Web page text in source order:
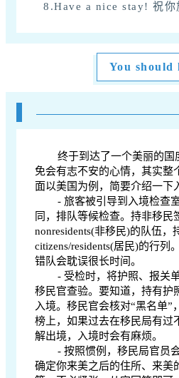
8.Have a nice stay! 祝你
You should
终于到达了一个美丽的国
免会有志不安的心情，其实整
面以美国为例，简要介绍一下
- 旅客被引导到入境检查
同，排队等候检查。持非移民
nonresidents(非移民)的队伍，
citizens/residents(居民)的行列
错队会耽误很长时间。
- 受检时，将护照、报关
移民官查验。要知道，持有护
入境。移民官会核对“黑名单”
榜上，如果过去在移民局有过
解出境，入境时会有麻烦。
- 按照惯例，移民局官员
确定你来美之后的住所、来美